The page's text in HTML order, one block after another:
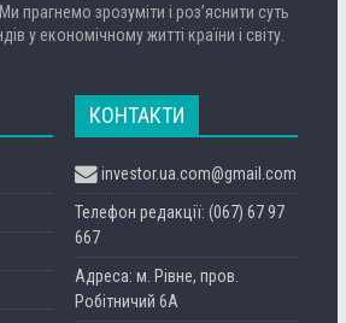
прагнемо зрозуміти і роз’яснити суть
у економічному житті країни і світу.
КОНТАКТИ
investor.ua.com@gmail.com
Телефон редакції: (067) 67 97
667
Адреса: м. Рівне, пров.
Робітничий 6А